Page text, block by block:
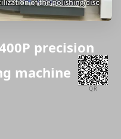
precision
machine
QR